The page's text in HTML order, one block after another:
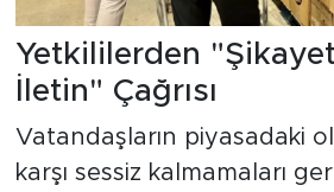
Yetkililerden
İletin" Çağrısı
Vatandaşların piyasadaki
karşı sessiz kalmamaları